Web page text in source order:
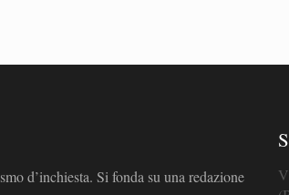
d’inchiesta. Si fonda su una redazione